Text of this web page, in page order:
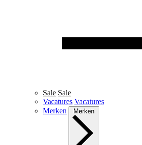
Sale Sale
Vacatures Vacatures
Merken
Merken